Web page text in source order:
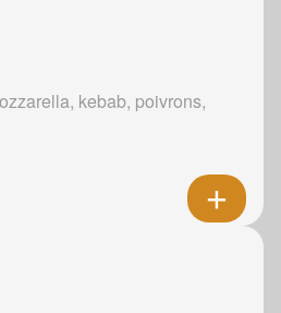
kebab, poivrons,